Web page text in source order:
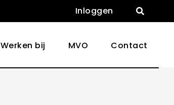
Inloggen 
Werken bij MVO Contact